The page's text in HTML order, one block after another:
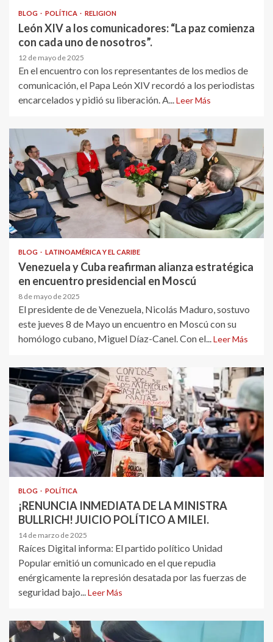
BLOG POLÍTICA RELIGION
León XIV a los comunicadores: “La paz comienza
con cada uno de nosotros”.
12 de mayo de 2025
En el encuentro con los representantes de los medios de
comunicación, el Papa León XIV recordó a los periodistas
encarcelados y pidió su liberación. A...Leer Más
BLOG LATINOAMÉRICA Y EL CARIBE
Venezuela y Cuba reafirman alianza estratégica
en encuentro presidencial en Moscú
8 de mayo de 2025
El presidente de de Venezuela, Nicolás Maduro, sostuvo
este jueves 8 de Mayo un encuentro en Moscú con su
homólogo cubano, Miguel Díaz-Canel. Con el...Leer Más
BLOG POLÍTICA
¡RENUNCIA INMEDIATA DE LA MINISTRA
BULLRICH! JUICIO POLÍTICO A MILEI.
14 de marzo de 2025
Raíces Digital informa: El partido político Unidad
Popular emitió un comunicado en el que repudia
enérgicamente la represión desatada por las fuerzas de
seguridad bajo...Leer Más